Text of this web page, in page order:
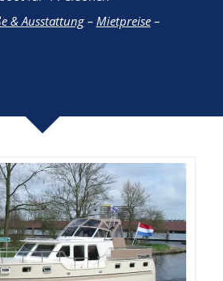
& Ausstattung– Mietpreise–